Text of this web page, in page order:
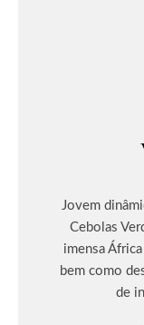
Jovem
Cebolas
imensa
bem como
de